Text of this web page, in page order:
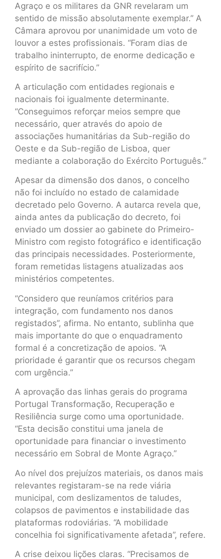
Agraço e os militares da GNR revelaram um
sentido de missão absolutamente exemplar.” A
Câmara aprovou por unanimidade um voto de
louvor a estes profissionais. “Foram dias de
trabalho ininterrupto, de enorme dedicação e
espírito de sacrifício.”
A articulação com entidades regionais e
nacionais foi igualmente determinante.
“Conseguimos reforçar meios sempre que
necessário, quer através do apoio de
associações humanitárias da Sub-região do
Oeste e da Sub-região de Lisboa, quer
mediante a colaboração do Exército Português.”
Apesar da dimensão dos danos, o concelho
não foi incluído no estado de calamidade
decretado pelo Governo. A autarca revela que,
ainda antes da publicação do decreto, foi
enviado um dossier ao gabinete do Primeiro-
Ministro com registo fotográfico e identificação
das principais necessidades. Posteriormente,
foram remetidas listagens atualizadas aos
ministérios competentes.
“Considero que reuníamos critérios para
integração, com fundamento nos danos
registados”, afirma. No entanto, sublinha que
mais importante do que o enquadramento
formal é a concretização de apoios. “A
prioridade é garantir que os recursos chegam
com urgência.”
A aprovação das linhas gerais do programa
Portugal Transformação, Recuperação e
Resiliência surge como uma oportunidade.
“Esta decisão constitui uma janela de
oportunidade para financiar o investimento
necessário em Sobral de Monte Agraço.”
Ao nível dos prejuízos materiais, os danos mais
relevantes registaram-se na rede viária
municipal, com deslizamentos de taludes,
colapsos de pavimentos e instabilidade das
plataformas rodoviárias. “A mobilidade
concelhia foi significativamente afetada”, refere.
A crise deixou lições claras. “Precisamos de